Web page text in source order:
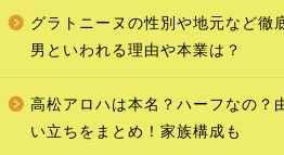
グラトニーヌの性別や地元など徹
男といわれる理由や本業は？
高松アロハは本名？ハーフなの？
い立ちをまとめ！家族構成も